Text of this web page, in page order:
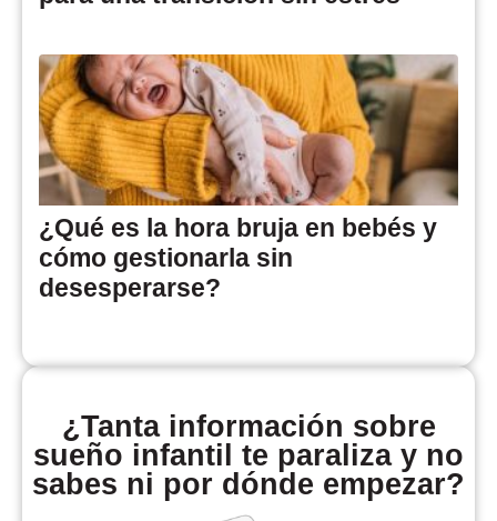
¿Qué es la hora bruja en bebés y
cómo gestionarla sin
desesperarse?
¿Tanta información sobre
sueño infantil te paraliza y no
sabes ni por dónde empezar?